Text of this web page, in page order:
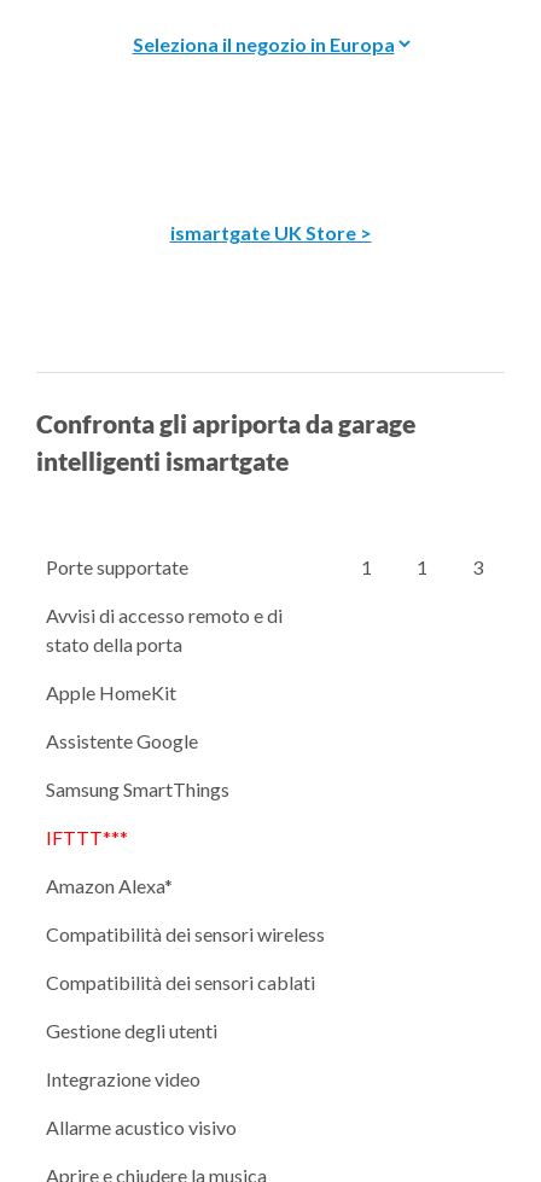
ismartgate UK Store >
Confronta gli apriporta da garage
intelligenti ismartgate
Porte supportate 1 1 3
Avvisi di accesso remoto e di
stato della porta
Apple HomeKit
Assistente Google
Samsung SmartThings
IFTTT***
Amazon Alexa*
Compatibilità dei sensori wireless
Compatibilità dei sensori cablati
Gestione degli utenti
Integrazione video
Allarme acustico visivo
Aprire e chiudere la musica